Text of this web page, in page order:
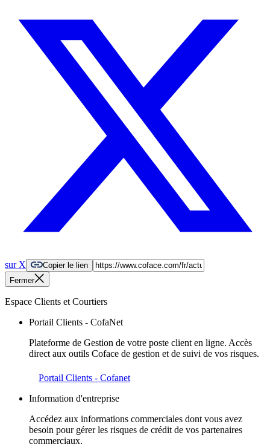
sur X
Copier le lien
Fermer
Espace Clients et Courtiers
Portail Clients - CofaNet
Plateforme de Gestion de votre poste client en ligne. Accès
direct aux outils Coface de gestion et de suivi de vos risques.
Portail Clients - Cofanet
Information d'entreprise
Accédez aux informations commerciales dont vous avez
besoin pour gérer les risques de crédit de vos partenaires
commerciaux.